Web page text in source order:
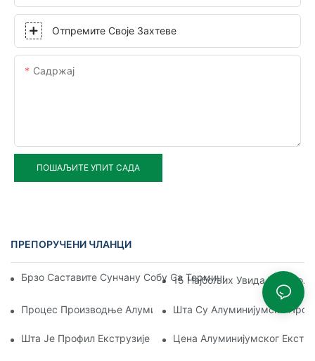
Отпремите Своје Захтеве
Садржај
ПОШАЉИТЕ УПИТ САДА
ПРЕПОРУЧЕНИ ЧЛАНЦИ
Брзо Саставите Сунчану Собу Са Термичким Прекидом Од
15 Најбољих Увида У
Процес Производње Алуминијумског Екструзионог
Шта Су Алуминијумски
Шта Је Профил Екструзије АлуминијумаЦена Алуминијумског